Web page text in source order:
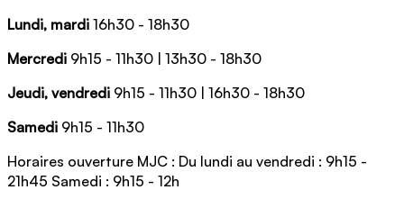
Lundi, mardi 16h30 - 18h30
Mercredi 9h15 - 11h30 | 13h30 - 18h30
Jeudi, vendredi 9h15 - 11h30 | 16h30 - 18h30
Samedi 9h15 - 11h30
Horaires ouverture MJC : Du lundi au vendredi : 9h15 -
21h45 Samedi : 9h15 - 12h